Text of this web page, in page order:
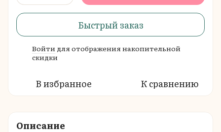
Быстрый заказ
Войти для отображения накопительной
скидки
В избранное К сравнению
Описание